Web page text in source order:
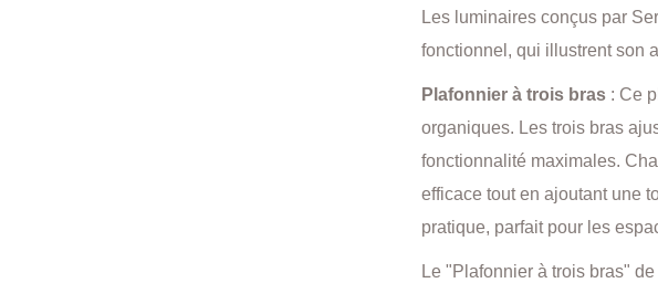
Les luminaires conçus par
fonctionnel, qui illustrent son
Plafonnier à trois bras : Ce
organiques. Les trois bras
fonctionnalité maximales.
efficace tout en ajoutant une
pratique, parfait pour les
Le "Plafonnier à trois bras"